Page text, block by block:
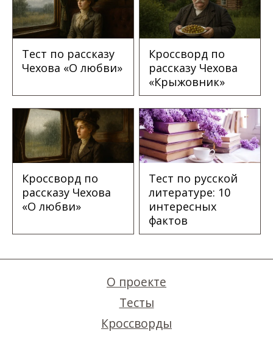
Тест по рассказу
Чехова «О любви»
Кроссворд по
рассказу Чехова
«Крыжовник»
Кроссворд по
рассказу Чехова
«О любви»
Тест по русской
литературе: 10
интересных
фактов
О проекте
Тесты
Кроссворды